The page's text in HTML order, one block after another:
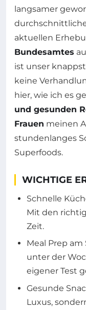
langsamer
aktuellen
Bundesamtes
ist unser
keine
hier, wie ich es
und gesunden
Frauen meinen
stundenlanges
Superfoods.
WICHTIGE
Schnelle
Mit den
Zeit.
Meal Prep
unter der
eigener Test
Gesunde
Luxus,